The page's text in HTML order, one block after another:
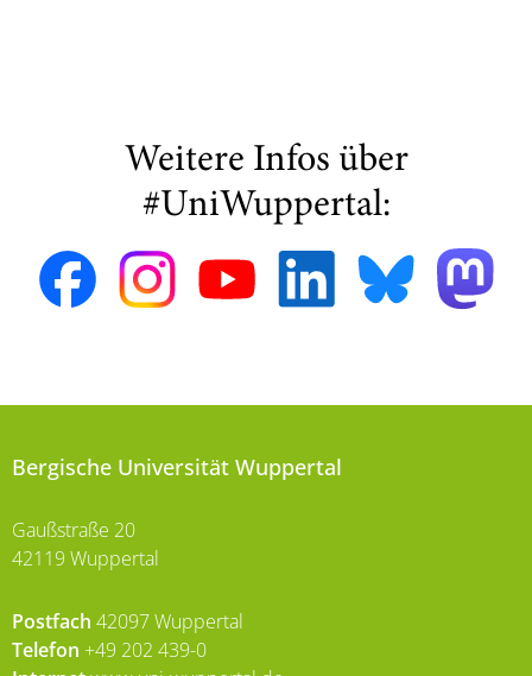
Weitere Infos über
#UniWuppertal:
Bergische Universität Wuppertal
Gaußstraße 20
42119 Wuppertal
Postfach 42097 Wuppertal
Telefon +49 202 439-0